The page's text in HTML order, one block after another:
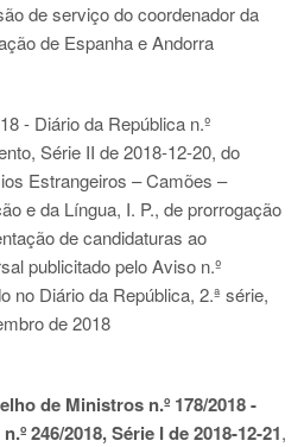
de serviço do coordenador da
de Espanha e Andorra
- Diário da República n.º
Série II de 2018-12-20, do
Estrangeiros – Camões –
e da Língua, I. P., de prorrogação
de candidaturas ao
publicitado pelo Aviso n.º
no Diário da República, 2.ª série,
de 2018
de Ministros n.º 178/2018 -
246/2018, Série I de 2018-12-21,